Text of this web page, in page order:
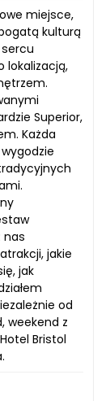
miejsce,
kulturą
lokalizacją,
Superior,
Każda
nas
jakie
jak
od
weekend z
Bristol